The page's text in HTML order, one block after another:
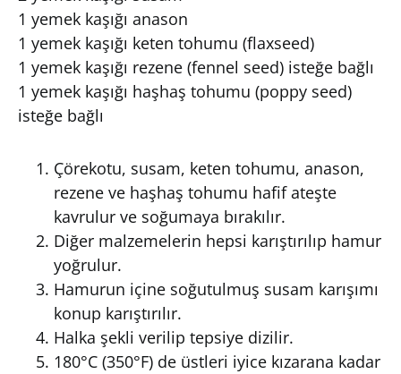
1 yemek kaşığı anason
1 yemek kaşığı keten tohumu (flaxseed)
1 yemek kaşığı rezene (fennel seed) isteğe bağlı
1 yemek kaşığı haşhaş tohumu (poppy seed)
isteğe bağlı
Çörekotu, susam, keten tohumu, anason,
rezene ve haşhaş tohumu hafif ateşte
kavrulur ve soğumaya bırakılır.
Diğer malzemelerin hepsi karıştırılıp hamur
yoğrulur.
Hamurun içine soğutulmuş susam karışımı
konup karıştırılır.
Halka şekli verilip tepsiye dizilir.
180°C (350°F) de üstleri iyice kızarana kadar